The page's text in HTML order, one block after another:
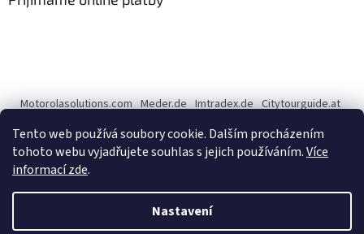
Tento web používá soubory cookie. Dalším procházením
tohoto webu vyjadřujete souhlas s jejich používáním.Více
informací zde.
Nastavení
Motorolasolutions.com Meder.de Imtradex.de Citytourguide.at